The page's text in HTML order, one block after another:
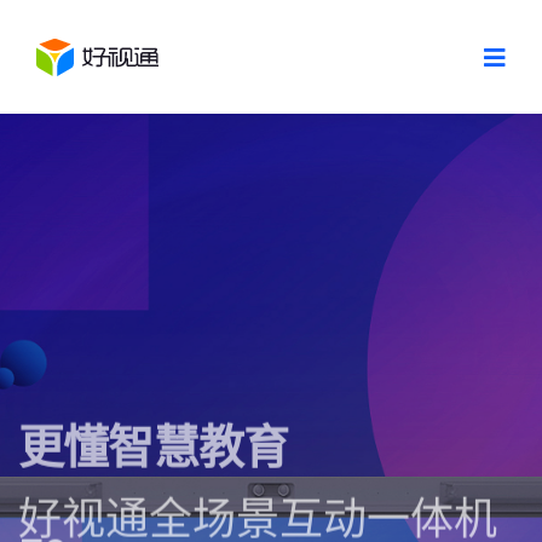
更懂智慧教育
好视通全场景互动一体机
E8